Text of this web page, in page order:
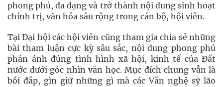
phong phú, đa dạng và trở thành nội dung sinh hoạt
chính trị, văn hóa sâu rộng trong cán bộ, hội viên.
Tại Đại hội các hội viên cũng tham gia chia sẻ những
bài tham luận cực kỳ sâu sắc, nội dung phong phú
phản ánh đúng tình hình xã hội, kinh tế của Đất
nước dưới góc nhìn văn học. Mục đích chung vẫn là
bồi đắp, gìn giữ những gì mà các Văn nghệ sỹ lão